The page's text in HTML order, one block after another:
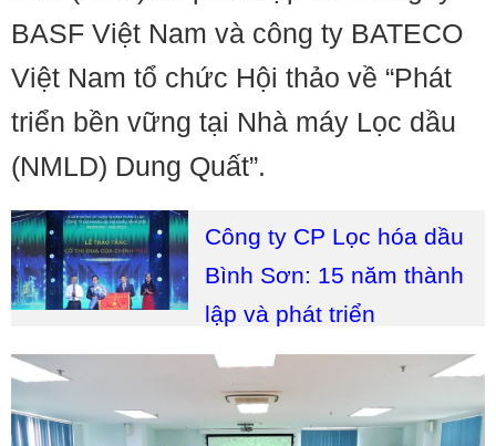
BASF Việt Nam và công ty BATECO
Việt Nam tổ chức Hội thảo về “Phát
triển bền vững tại Nhà máy Lọc dầu
(NMLD) Dung Quất”.
Công ty CP Lọc hóa dầu
Bình Sơn: 15 năm thành
lập và phát triển